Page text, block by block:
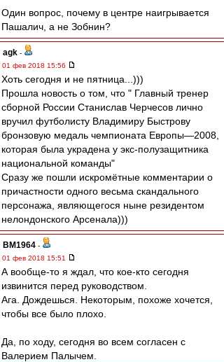
Один вопрос, почему в центре наигрывается
Пашалич, а не Зобнин?
agk -
01 фев 2018 15:56
Хоть сегодня и не пятница...)))
Прошла новость о том, что " Главный тренер
сборной России Станислав Черчесов лично
вручил футболисту Владимиру Быстрову
бронзовую медаль чемпионата Европы—2008,
которая была украдена у экс-полузащитника
национальной команды"
Сразу же пошли искромётные комментарии о
причастности одного весьма скандального
персонажа, являющегося ныне резидентом
нелондонского Арсенала)))
BM1964 -
01 фев 2018 15:51
А вообще-то я ждал, что кое-кто сегодня
извинится перед руководством.
Ага. Дождешься. Некоторым, похоже хочется,
чтобы все было плохо.
Да, по ходу, сегодня во всем согласен с
Валерием Палычем.